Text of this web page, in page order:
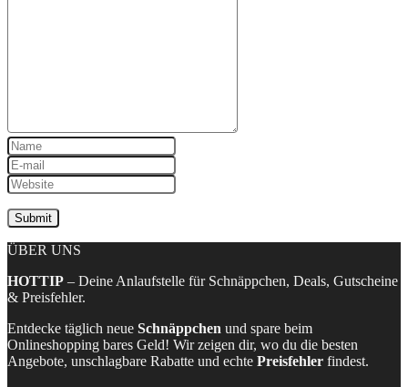
ÜBER UNS
HOTTIP – Deine Anlaufstelle für Schnäppchen, Deals, Gutscheine
& Preisfehler.
Entdecke täglich neue Schnäppchen und spare beim
Onlineshopping bares Geld! Wir zeigen dir, wo du die besten
Angebote, unschlagbare Rabatte und echte Preisfehler findest.